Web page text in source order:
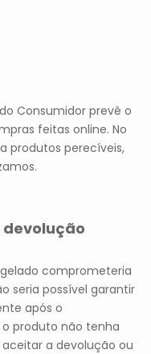
Consumidor prevê o
feitas online. No
produtos perecíveis,
devolução
comprometeria
seria possível garantir
após o
produto não tenha
a devolução ou